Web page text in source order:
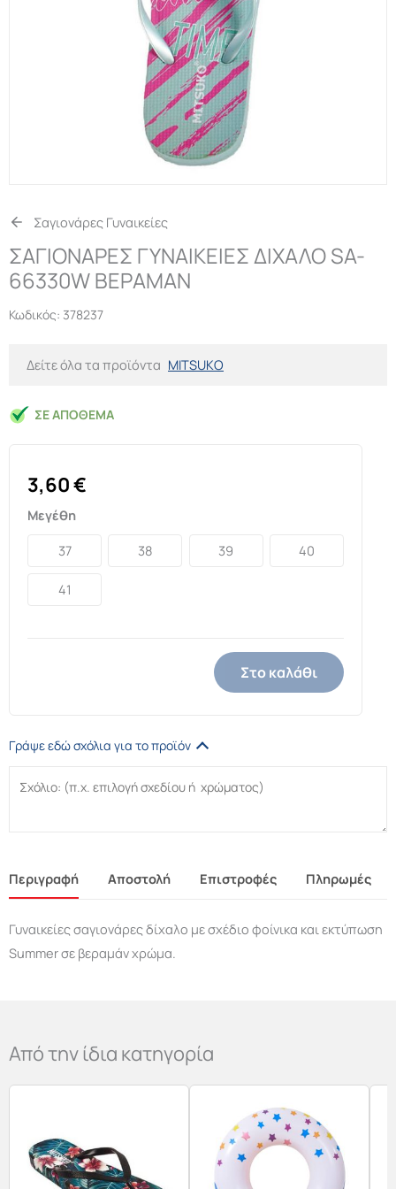
Σαγιονάρες Γυναικείες
ΣΑΓΙΟΝΑΡΕΣ ΓΥΝΑΙΚΕΙΕΣ ΔΙΧΑΛΟ SA-
66330W ΒΕΡΑΜΑΝ
Κωδικός: 378237
Δείτε όλα τα προϊόντα MITSUKO
ΣΕ ΑΠΌΘΕΜΑ
3,60€
Μεγέθη
37 38 39 40
41
Στο καλάθι
Γράψε εδώ σχόλια για το προϊόν
Περιγραφή Αποστολή Επιστροφές Πληρωμές
Γυναικείες σαγιονάρες δίχαλο με σχέδιο φοίνικα και εκτύπωση
Summer σε βεραμάν χρώμα.
Από την ίδια κατηγορία